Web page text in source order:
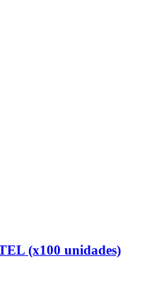
(x100 unidades)